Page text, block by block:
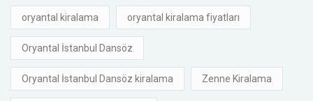
oryantal kiralama oryantal kiralama fiyatları
Oryantal İstanbul Dansöz
Oryantal İstanbul Dansöz kiralama Zenne Kiralama